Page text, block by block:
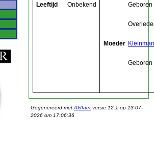
Leeftijd Onbekend Geboren
Moeder
Geboren
Gegenereerd met Aldfaerversie 12.1 op 13-07-
2026 om 17:06:36